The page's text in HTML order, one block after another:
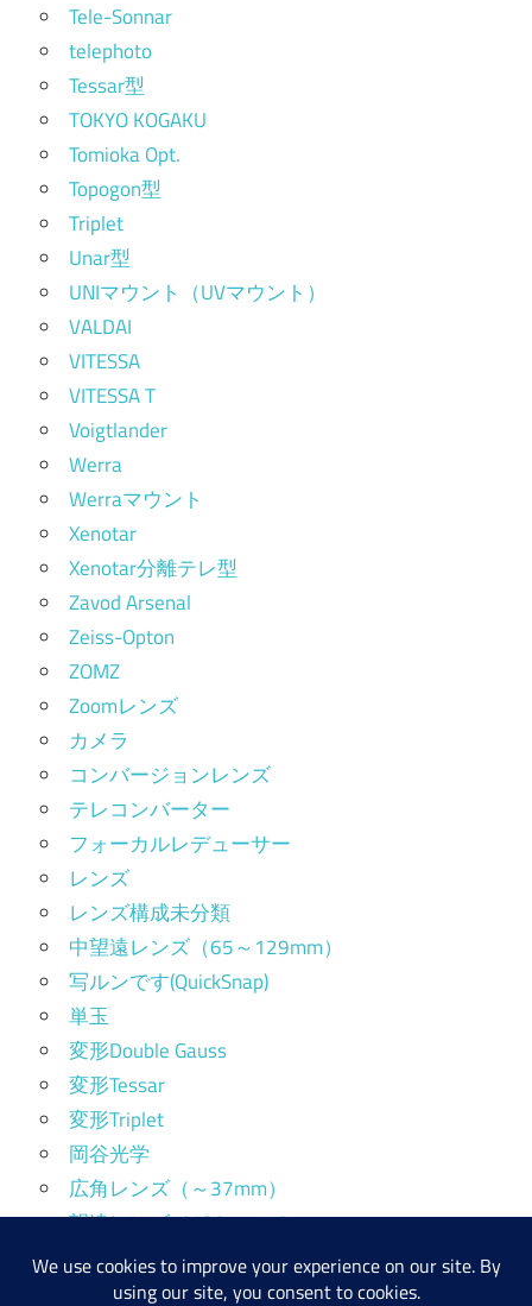
Tele-Sonnar
telephoto
Tessar型
TOKYO KOGAKU
Tomioka Opt.
Topogon型
Triplet
Unar型
UNIマウント（UVマウント）
VALDAI
VITESSA
VITESSA T
Voigtlander
Werra
Werraマウント
Xenotar
Xenotar分離テレ型
Zavod Arsenal
Zeiss-Opton
ZOMZ
Zoomレンズ
カメラ
コンバージョンレンズ
テレコンバーター
フォーカルレデューサー
レンズ
レンズ構成未分類
中望遠レンズ（65～129mm）
写ルンです(QuickSnap)
単玉
変形Double Gauss
変形Tessar
変形Triplet
岡谷光学
広角レンズ（～37mm）
望遠レンズ（130mm～）
標準レンズ（38～64mm）
産業用レンズ